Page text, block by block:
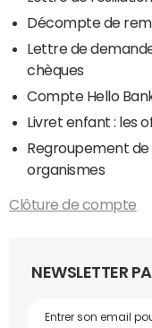
Décompte de
Lettre de
chèques
Compte Hello
Livret enfant : les
Regroupement
organismes
Clôture de compte
NEWSLETTER